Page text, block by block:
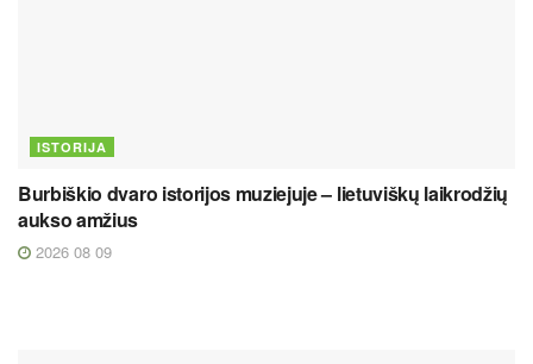
ISTORIJA
Burbiškio dvaro istorijos muziejuje – lietuviškų laikrodžių
aukso amžius
2026 08 09